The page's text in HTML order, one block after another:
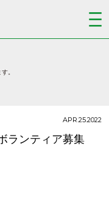
。
ランティア募集
APR.25.2022